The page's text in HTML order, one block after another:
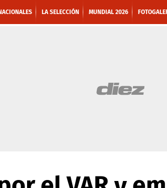
LA SELECCIÓN MUNDIAL 2026